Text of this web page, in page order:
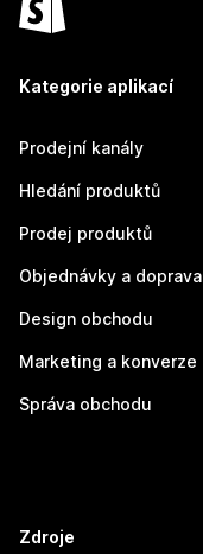
Kategorie aplikací
Prodejní kanály
Hledání produktů
Prodej produktů
Objednávky a doprava
Design obchodu
Marketing a konverze
Správa obchodu
Zdroje